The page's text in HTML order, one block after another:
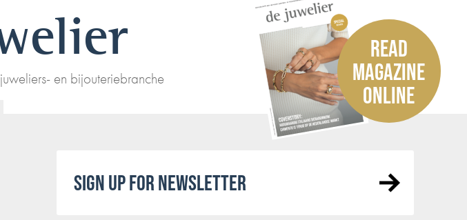
en bijouteriebranche
READ
MAGAZINE
ONLINE
SIGN UP FOR NEWSLETTER